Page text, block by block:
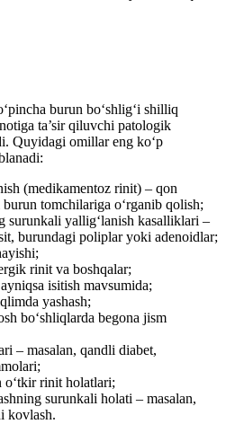
burun bo‘shlig‘i shilliq
ta’sir qiluvchi patologik
Quyidagi omillar eng ko‘p
(medikamentoz rinit) – qon
tomchilariga o‘rganib qolish;
surunkali yallig‘lanish kasalliklari –
burundagi poliplar yoki adenoidlar;
rinit va boshqalar;
isitish mavsumida;
yashash;
bo‘shliqlarda begona jism
– masalan, qandli diabet,
o‘tkir rinit holatlari;
surunkali holati – masalan,
kovlash.